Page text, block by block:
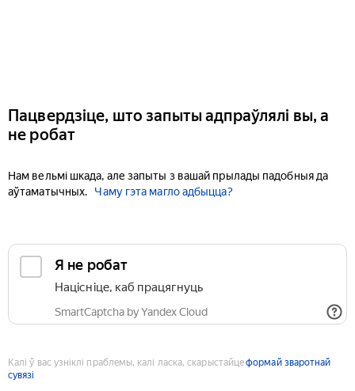
Пацвердзіце, што запыты адпраўлялі вы, а
не робат
Нам вельмі шкада, але запыты з вашай прылады падобныя да
аўтаматычных.
Чаму гэта магло адбыцца?
Я не робат
Націсніце, каб працягнуць
SmartCaptcha by Yandex Cloud
Калі ў вас узніклі праблемы, калі ласка, скарыстайцеформай зваротнай
сувязі